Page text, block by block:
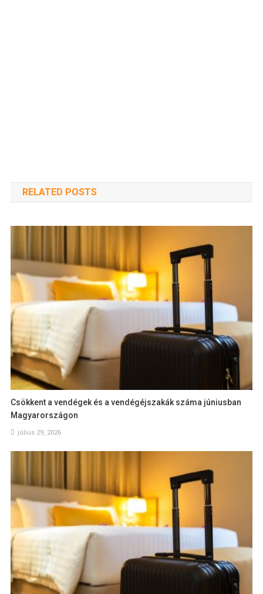
RELATED POSTS
Csökkent a vendégek és a vendégéjszakák száma júniusban
Magyarországon
július 29, 2026